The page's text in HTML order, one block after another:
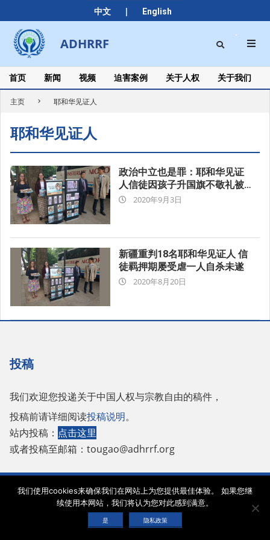
中文 | English
to
content
ADHRRF Search
Secondary
Navigation
Menu
首页 新闻 视频 迫害案例 关于人权 关于我们
主页 耶和华见证人
耶和华见证人
政治中立也是罪：耶和华见证
人信徒因孩子升国旗不敬礼被
拘
2020-2020年9月3日
新疆重判18名耶和华见证人 信
徒羁押期屡受虐一人自杀未遂
2020-2020年8月20日
投稿
我们欢迎您投递关于中国人权与宗教自由的稿件，
投稿前请详细阅读投稿说明。
站内投稿： 点击这里
或者投稿至邮箱： tougao@adhrrf.org
Copyright © 2026 保护人权与宗教自由协会 | 网站使用条款 | 隐私政策|cookie声
明
我们使用cookies来确保我们在网站上为您提供最佳体验。 如果您继
续使用本网站，我们将认为您对此感到满意。
是 隐私政策